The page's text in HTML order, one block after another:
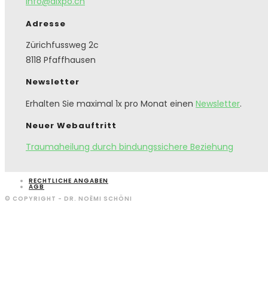
Adresse
Zürichfussweg 2c
8118 Pfaffhausen
Newsletter
Erhalten Sie maximal 1x pro Monat einen Newsletter.
Neuer Webauftritt
Traumaheilung durch bindungssichere Beziehung
RECHTLICHE ANGABEN
AGB
© COPYRIGHT - DR. NOËMI SCHÖNI